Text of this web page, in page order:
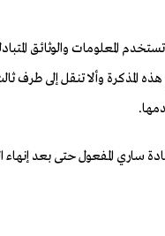
المعلومات والوثائق
المذكرة وألا تنقل إلى طرف
ساري المفعول حتى بعد إنهاء